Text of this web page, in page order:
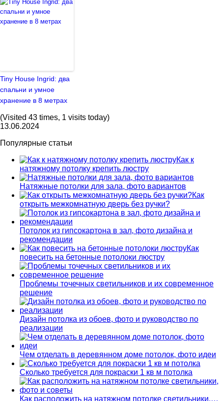
Tiny House Ingrid: два
спальни и умное
хранение в 8 метрах
(Visited 43 times, 1 visits today)
13.06.2024
Популярные статьи
Как к
натяжному потолку крепить люстру
Натяжные потолки для зала, фото вариантов
Как
открыть межкомнатную дверь без ручки?
Потолок из гипсокартона в зал, фото дизайна и
рекомендации
Как
повесить на бетонные потолоки люстру
Проблемы точечных светильников и их современное
решение
Дизайн потолка из обоев, фото и руководство по
реализации
Чем отделать в деревянном доме потолок, фото идеи
Сколько требуется для покраски 1 кв м потолка
Как расположить на натяжном потолке светильники,…